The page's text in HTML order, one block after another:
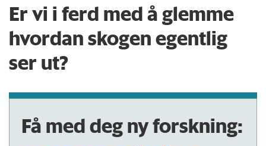
Er vi i ferd med å glemme
hvordan skogen egentlig
ser ut?
Få med deg ny forskning: